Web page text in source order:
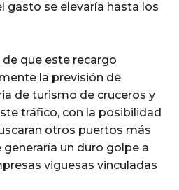
gasto se elevaría hasta los
que este recargo
la previsión de
de turismo de cruceros y
tráfico, con la posibilidad
otros puertos más
un duro golpe a
viguesas vinculadas